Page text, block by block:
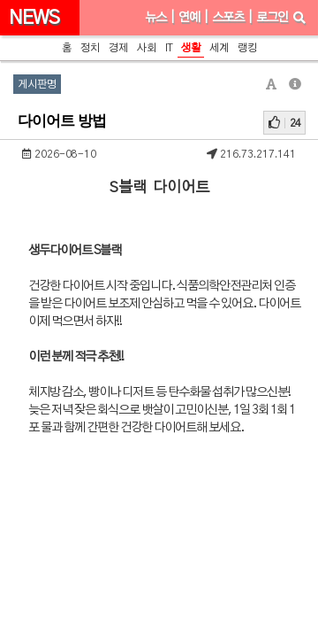
NEWS 뉴스 연예 스포츠 로그인
홈 정치 경제 사회 IT 생활 세계 랭킹
게시판명
다이어트 방법 24
2026-08-10 216.73.217.141
S블랙 다이어트
생두다이어트 S블랙
건강한 다이어트 시작 중입니다. 식품의학안전관리처 인증
을 받은 다이어트 보조제 안심하고 먹을 수 있어요. 다이어트
이제 먹으면서 하자!!
이런 분께 적극 추천!!
체지방 감소, 빵이나 디저트 등 탄수화물 섭취가 많으신분!
늦은 저녁 잦은 회식으로 뱃살이 고민이신분, 1일 3회 1회 1
포 물과 함께 간편한 건강한 다이어트해 보세요.